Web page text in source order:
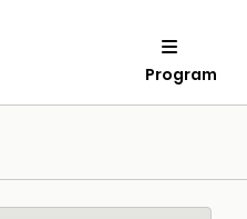
Program